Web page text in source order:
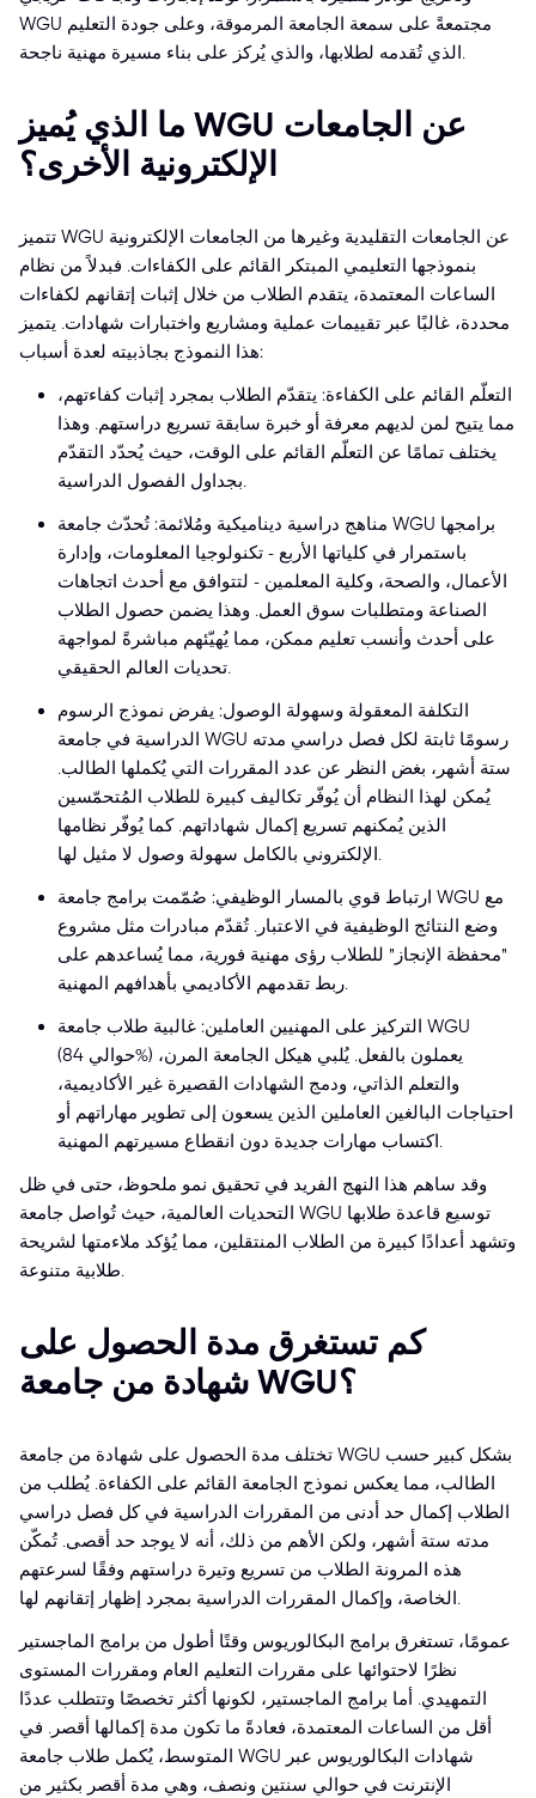
WGU مجتمعةً على سمعة الجامعة المرموقة، وعلى جودة التعليم
الذي تُقدمه لطلابها، والذي يُركز على بناء مسيرة مهنية ناجحة.
ما الذي يُميز WGU عن الجامعات
الإلكترونية الأخرى؟
تتميز WGU عن الجامعات التقليدية وغيرها من الجامعات الإلكترونية
بنموذجها التعليمي المبتكر القائم على الكفاءات. فبدلاً من نظام
الساعات المعتمدة، يتقدم الطلاب من خلال إثبات إتقانهم لكفاءات
محددة، غالبًا عبر تقييمات عملية ومشاريع واختبارات شهادات. يتميز
هذا النموذج بجاذبيته لعدة أسباب:
التعلّم القائم على الكفاءة: يتقدّم الطلاب بمجرد إثبات كفاءتهم،
مما يتيح لمن لديهم معرفة أو خبرة سابقة تسريع دراستهم. وهذا
يختلف تمامًا عن التعلّم القائم على الوقت، حيث يُحدّد التقدّم
بجداول الفصول الدراسية.
مناهج دراسية ديناميكية ومُلائمة: تُحدّث جامعة WGU برامجها
باستمرار في كلياتها الأربع - تكنولوجيا المعلومات، وإدارة
الأعمال، والصحة، وكلية المعلمين - لتتوافق مع أحدث اتجاهات
الصناعة ومتطلبات سوق العمل. وهذا يضمن حصول الطلاب
على أحدث وأنسب تعليم ممكن، مما يُهيّئهم مباشرةً لمواجهة
تحديات العالم الحقيقي.
التكلفة المعقولة وسهولة الوصول: يفرض نموذج الرسوم
الدراسية في جامعة WGU رسومًا ثابتة لكل فصل دراسي مدته
ستة أشهر، بغض النظر عن عدد المقررات التي يُكملها الطالب.
يُمكن لهذا النظام أن يُوفّر تكاليف كبيرة للطلاب المُتحمّسين
الذين يُمكنهم تسريع إكمال شهاداتهم. كما يُوفّر نظامها
الإلكتروني بالكامل سهولة وصول لا مثيل لها.
ارتباط قوي بالمسار الوظيفي: صُمّمت برامج جامعة WGU مع
وضع النتائج الوظيفية في الاعتبار. تُقدّم مبادرات مثل مشروع
"محفظة الإنجاز" للطلاب رؤى مهنية فورية، مما يُساعدهم على
ربط تقدمهم الأكاديمي بأهدافهم المهنية.
التركيز على المهنيين العاملين: غالبية طلاب جامعة WGU
(حوالي 84%) يعملون بالفعل. يُلبي هيكل الجامعة المرن،
والتعلم الذاتي، ودمج الشهادات القصيرة غير الأكاديمية،
احتياجات البالغين العاملين الذين يسعون إلى تطوير مهاراتهم أو
اكتساب مهارات جديدة دون انقطاع مسيرتهم المهنية.
وقد ساهم هذا النهج الفريد في تحقيق نمو ملحوظ، حتى في ظل
التحديات العالمية، حيث تُواصل جامعة WGU توسيع قاعدة طلابها
وتشهد أعدادًا كبيرة من الطلاب المنتقلين، مما يُؤكد ملاءمتها لشريحة
طلابية متنوعة.
كم تستغرق مدة الحصول على
شهادة من جامعة WGU؟
تختلف مدة الحصول على شهادة من جامعة WGU بشكل كبير حسب
الطالب، مما يعكس نموذج الجامعة القائم على الكفاءة. يُطلب من
الطلاب إكمال حد أدنى من المقررات الدراسية في كل فصل دراسي
مدته ستة أشهر، ولكن الأهم من ذلك، أنه لا يوجد حد أقصى. تُمكّن
هذه المرونة الطلاب من تسريع وتيرة دراستهم وفقًا لسرعتهم
الخاصة، وإكمال المقررات الدراسية بمجرد إظهار إتقانهم لها.
عمومًا، تستغرق برامج البكالوريوس وقتًا أطول من برامج الماجستير
نظرًا لاحتوائها على مقررات التعليم العام ومقررات المستوى
التمهيدي. أما برامج الماجستير، لكونها أكثر تخصصًا وتتطلب عددًا
أقل من الساعات المعتمدة، فعادةً ما تكون مدة إكمالها أقصر. في
المتوسط، يُكمل طلاب جامعة WGU شهادات البكالوريوس عبر
الإنترنت في حوالي سنتين ونصف، وهي مدة أقصر بكثير من